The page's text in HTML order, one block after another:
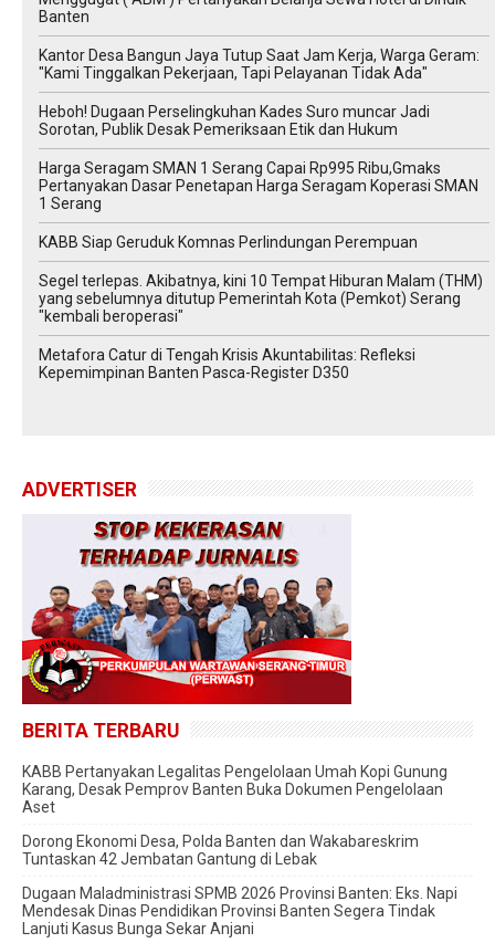
Banten
Kantor Desa Bangun Jaya Tutup Saat Jam Kerja, Warga Geram:
"Kami Tinggalkan Pekerjaan, Tapi Pelayanan Tidak Ada"
Heboh! Dugaan Perselingkuhan Kades Suro muncar Jadi
Sorotan, Publik Desak Pemeriksaan Etik dan Hukum
Harga Seragam SMAN 1 Serang Capai Rp995 Ribu,Gmaks
Pertanyakan Dasar Penetapan Harga Seragam Koperasi SMAN
1 Serang
‎KABB Siap Geruduk Komnas Perlindungan Perempuan
Segel terlepas. Akibatnya, kini 10 Tempat Hiburan Malam (THM)
yang sebelumnya ditutup Pemerintah Kota (Pemkot) Serang
"kembali beroperasi"
Metafora Catur di Tengah Krisis Akuntabilitas: Refleksi
Kepemimpinan Banten Pasca-Register D350
ADVERTISER
BERITA TERBARU
KABB Pertanyakan Legalitas Pengelolaan Umah Kopi Gunung
Karang, Desak Pemprov Banten Buka Dokumen Pengelolaan
Aset
Dorong Ekonomi Desa, Polda Banten dan Wakabareskrim
Tuntaskan 42 Jembatan Gantung di Lebak
Dugaan Maladministrasi SPMB 2026 Provinsi Banten: Eks. Napi
Mendesak Dinas Pendidikan Provinsi Banten Segera Tindak
Lanjuti Kasus Bunga Sekar Anjani